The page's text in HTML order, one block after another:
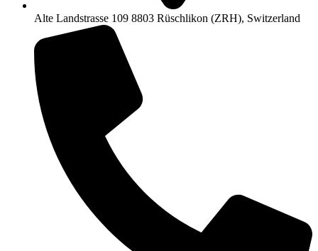
Alte Landstrasse 109 8803 Rüschlikon (ZRH), Switzerland